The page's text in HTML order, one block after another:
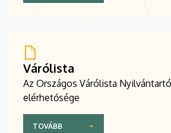
Várólista
Az Országos Várólista
elérhetősége
TOVÁBB